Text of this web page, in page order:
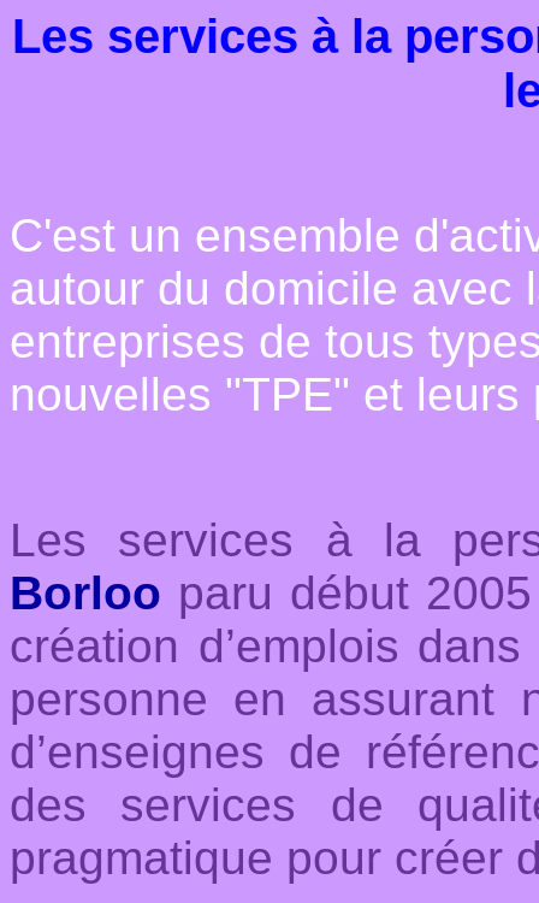
Les services à la
C'est un ensemble
autour du domicile avec
entreprises de tous
nouvelles "TPE" et leurs
Les services à la
Borloo paru début
création d’emplois
personne en assurant
d’enseignes de
des services de
pragmatique pour créer